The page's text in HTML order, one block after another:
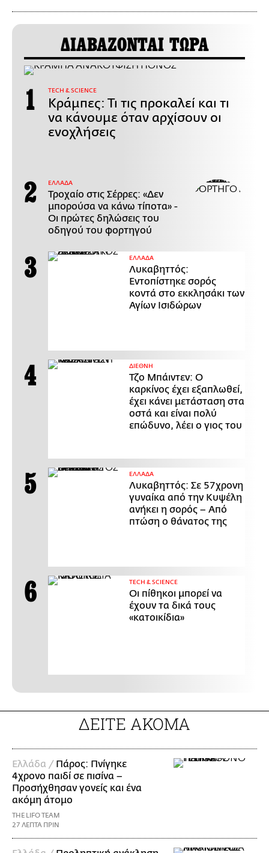
ΔΙΑΒΑΖΟΝΤΑΙ ΤΩΡΑ
ΤECH & SCIENCE
Κράμπες: Τι τις προκαλεί και τι
να κάνουμε όταν αρχίσουν οι
ενοχλήσεις
ΕΛΛΑΔΑ
Τροχαίο στις Σέρρες: «Δεν
μπορούσα να κάνω τίποτα» -
Οι πρώτες δηλώσεις του
οδηγού του φορτηγού
ΕΛΛΑΔΑ
Λυκαβηττός:
Εντοπίστηκε σορός
κοντά στο εκκλησάκι των
Αγίων Ισιδώρων
ΔΙΕΘΝΗ
Τζο Μπάιντεν: Ο
καρκίνος έχει εξαπλωθεί,
έχει κάνει μετάσταση στα
οστά και είναι πολύ
επώδυνο, λέει ο γιος του
ΕΛΛΑΔΑ
Λυκαβηττός: Σε 57χρονη
γυναίκα από την Κυψέλη
ανήκει η σορός – Από
πτώση ο θάνατος της
ΤECH & SCIENCE
Οι πίθηκοι μπορεί να
έχουν τα δικά τους
«κατοικίδια»
ΔΕΙΤΕ ΑΚΟΜΑ
Ελλάδα / Πάρος: Πνίγηκε
4χρονο παιδί σε πισίνα –
Προσήχθησαν γονείς και ένα
ακόμη άτομο
THE LIFO TEAM
27 ΛΕΠΤΑ ΠΡΙΝ